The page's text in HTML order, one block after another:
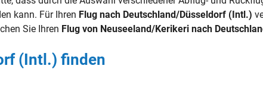
kann. Für Ihren Flug nach Deutschland/Düsseldorf (Intl.)
Sie Ihren Flug von Neuseeland/Kerikeri nach
(Intl.) finden